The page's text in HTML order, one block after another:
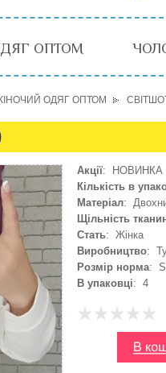
ОПТОМ
ОДЯГ ОПТОМ
Акції: НОВИНКА
Кількість в
Матеріал:
Щільність
Стать: Жінка
Виробництво:
Розмір норма:
В упаковці: 4